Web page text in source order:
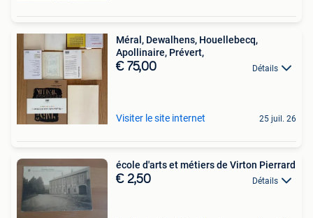
Méral, Dewalhens, Houellebecq,
Apollinaire, Prévert,
€ 75,00 Détails
Visiter le site internet 25 juil. 26
école d'arts et métiers de Virton Pierrard
€ 2,50 Détails